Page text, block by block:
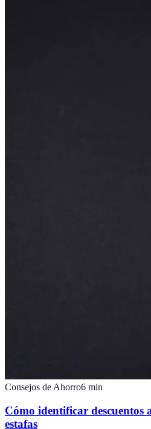
Consejos de Ahorro6 min
Cómo identificar descuentos
estafas